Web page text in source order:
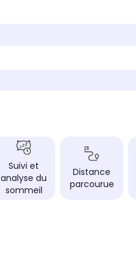
Suivi et
analyse du
sommeil
Distance
parcourue